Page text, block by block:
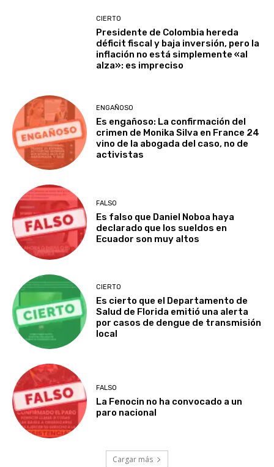
CIERTO
Presidente de Colombia hereda
déficit fiscal y baja inversión, pero la
inflación no está simplemente «al
alza»: es impreciso
ENGAÑOSO
Es engañoso: La confirmación del
crimen de Monika Silva en France 24
vino de la abogada del caso, no de
activistas
FALSO
Es falso que Daniel Noboa haya
declarado que los sueldos en
Ecuador son muy altos
CIERTO
Es cierto que el Departamento de
Salud de Florida emitió una alerta
por casos de dengue de transmisión
local
FALSO
La Fenocin no ha convocado a un
paro nacional
Cargar más